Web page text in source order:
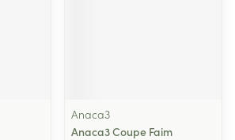
Anaca3
Anaca3 Coupe Faim